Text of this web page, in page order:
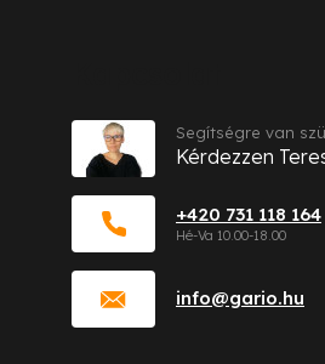
info@gario.hu
+420 731 118 164
Segítségre van
Kérdezzen